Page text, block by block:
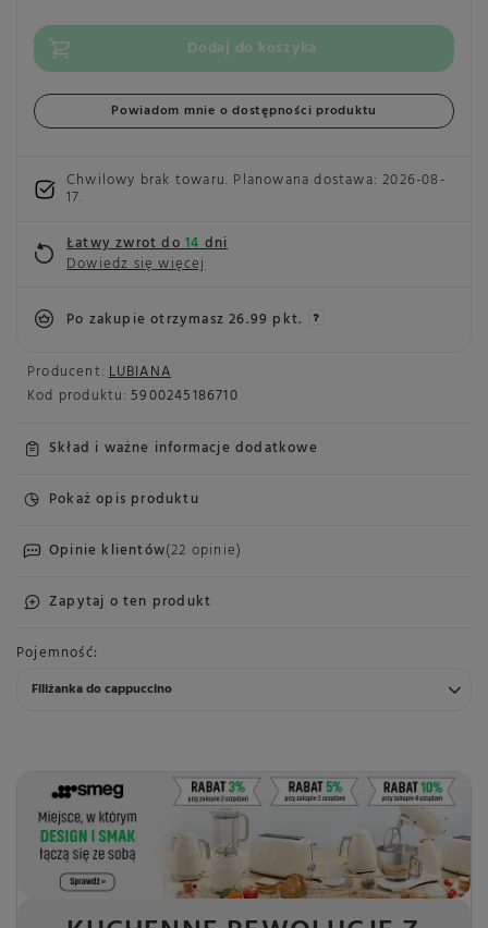
Producent: LUBIANA
Kod produktu: 5900245186710
Skład i ważne informacje dodatkowe
Pokaż opis produktu
Opinie klientów(22 opinie)
Zapytaj o ten produkt
Pojemność
Filiżanka do cappuccino
Dodaj do koszyka
Powiadom mnie o dostępności produktu
Chwilowy brak towaru. Planowana dostawa:2026-08-
17
Łatwy zwrot do14dni
Dowiedz się więcej
Po zakupie otrzymasz26.99 pkt.